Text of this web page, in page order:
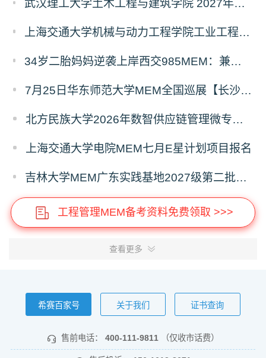
武汉理工大学土木工程与建筑学院 2027年工程管理硕士（MEM）招生简章
上海交通大学机械与动力工程学院工业工程学科硕士生招生专业及统考科目调整公告
34岁二胎妈妈逆袭上岸西交985MEM：兼顾工作带娃，零基础5个月逆风翻盘
7月25日华东师范大学MEM全国巡展【长沙站】开启，欢迎报考！
北方民族大学2026年数智供应链管理微专业招生简章
上海交通大学电院MEM七月E星计划项目报名
吉林大学MEM广东实践基地2027级第二批次预审面试启动
工程管理MEM备考资料免费领取 >>>
查看更多
希赛百家号 关于我们 证书查询
售前电话： 400-111-9811 （仅收市话费）